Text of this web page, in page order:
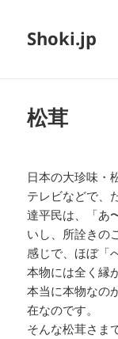
Shoki.jp
松茸
日本の大珍味・
テレビなどで、
達平民は、「あ
いし、所詮きの
感じで、ほぼ「
本物には全く縁
本当に本物なの
在なのです。
そんな松茸さま